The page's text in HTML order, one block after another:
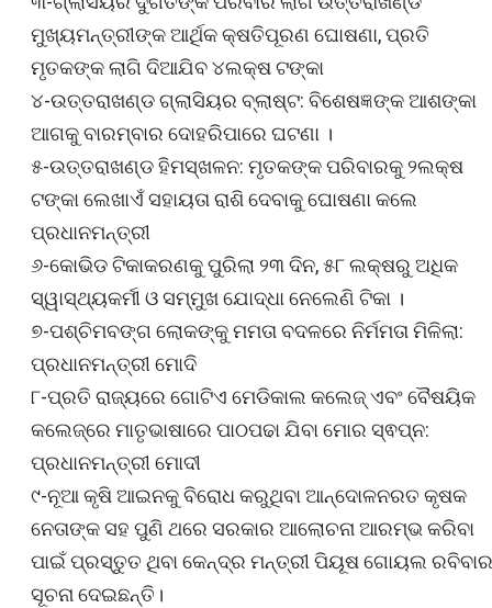
ମୁଖ୍ୟମନ୍ତ୍ରୀଙ୍କ ଆର୍ଥିକ କ୍ଷତିପୂରଣ ଘୋଷଣା, ପ୍ରତି
ମୃତକଙ୍କ ଲାଗି ଦିଆଯିବ ୪ଲକ୍ଷ ଟଙ୍କା
୪-ଉତ୍ତରାଖଣ୍ଡ ଗ୍ଲାସିୟର ବ୍ଲାଷ୍ଟ: ବିଶେଷଜ୍ଞଙ୍କ ଆଶଙ୍କା
ଆଗକୁ ବାରମ୍ବାର ଦୋହରିପାରେ ଘଟଣା ।
୫-ଉତ୍ତରାଖଣ୍ଡ ହିମସ୍ଖଳନ: ମୃତକଙ୍କ ପରିବାରକୁ ୨ଲକ୍ଷ
ଟଙ୍କା ଲେଖାଏଁ ସହାୟତା ରାଶି ଦେବାକୁ ଘୋଷଣା କଲେ
ପ୍ରଧାନମନ୍ତ୍ରୀ
୬-କୋଭିଡ ଟିକାକରଣକୁ ପୁରିଲା ୨୩ ଦିନ, ୫୮ ଲକ୍ଷରୁ ଅଧିକ
ସ୍ୱାସ୍ଥ୍ୟକର୍ମୀ ଓ ସମ୍ମୁଖ ଯୋଦ୍ଧା ନେଲେଣି ଟିକା ।
୭-ପଶ୍ଚିମବଙ୍ଗ ଲୋକଙ୍କୁ ମମତା ବଦଳରେ ନିର୍ମମତା ମିଳିଲା:
ପ୍ରଧାନମନ୍ତ୍ରୀ ମୋଦି
୮-ପ୍ରତି ରାଜ୍ୟରେ ଗୋଟିଏ ମେଡିକାଲ କଲେଜ୍ ଏବଂ ବୈଷୟିକ
କଲେଜ୍‌ରେ ମାତୃଭାଷାରେ ପାଠପଢା ଯିବା ମୋର ସ୍ଵପ୍ନ:
ପ୍ରଧାନମନ୍ତ୍ରୀ ମୋଦୀ
୯-ନୂଆ କୃଷି ଆଇନକୁ ବିରୋଧ କରୁଥିବା ଆନ୍ଦୋଳନରତ କୃଷକ
ନେତାଙ୍କ ସହ ପୁଣି ଥରେ ସରକାର ଆଲୋଚନା ଆରମ୍ଭ କରିବା
ପାଇଁ ପ୍ରସ୍ତୁତ ଥିବା କେନ୍ଦ୍ର ମନ୍ତ୍ରୀ ପିୟୂଷ ଗୋୟଲ ରବିବାର
ସୂଚନା ଦେଇଛନ୍ତି।